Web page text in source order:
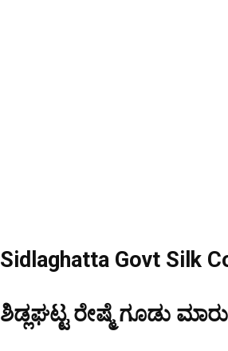
Sidlaghatta Govt Silk
ಶಿಡ್ಲಘಟ್ಟ ರೇಷ್ಮೆ ಗೂಡು